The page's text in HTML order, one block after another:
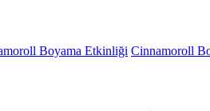
Boyama Etkinliği Cinnamoroll